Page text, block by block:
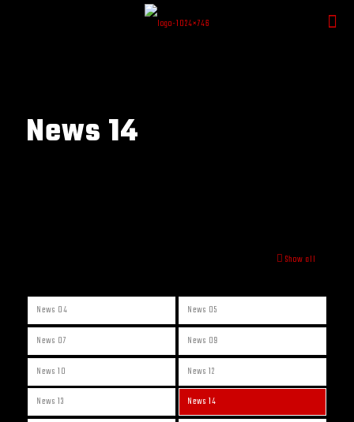
News 14
Show all
News 04 News 05
News 07 News 09
News 10 News 12
News 13 News 14